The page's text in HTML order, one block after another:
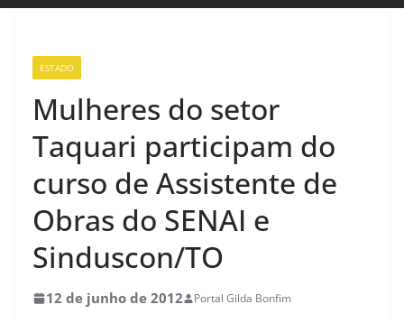
ESTADO
Mulheres do setor
Taquari participam do
curso de Assistente de
Obras do SENAI e
Sinduscon/TO
12 de junho de 2012 Portal Gilda Bonfim